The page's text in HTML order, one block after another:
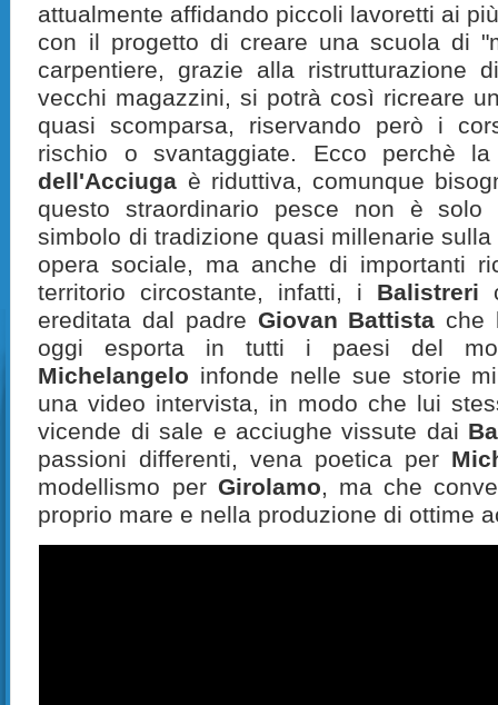
attualmente affidando piccoli lavoretti ai
con il progetto di creare una scuola di
carpentiere, grazie alla ristrutturazione
vecchi magazzini, si potrà così ricreare
quasi scomparsa, riservando però i
rischio o svantaggiate. Ecco perchè
dell'Acciuga è riduttiva, comunque
questo straordinario pesce non è
simbolo di tradizione quasi millenarie
opera sociale, ma anche di importanti
territorio circostante, infatti, i Balistreri
ereditata dal padre Giovan Battista che
oggi esporta in tutti i paesi del
Michelangelo infonde nelle sue storie
una video intervista, in modo che lui
vicende di sale e acciughe vissute dai
passioni differenti, vena poetica per
modellismo per Girolamo, ma che
proprio mare e nella produzione di ottime